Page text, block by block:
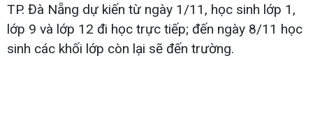
TP. Đà Nẵng dự kiến từ ngày 1/11, học sinh lớp 1,
lớp 9 và lớp 12 đi học trực tiếp; đến ngày 8/11 học
sinh các khối lớp còn lại sẽ đến trường.